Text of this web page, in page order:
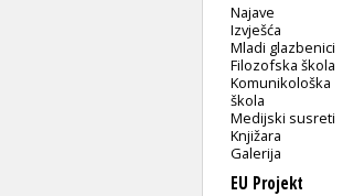
Najave
Izvješća
Mladi glazbenici
Filozofska škola
Komunikološka
škola
Medijski susreti
Knjižara
Galerija
EU Projekt